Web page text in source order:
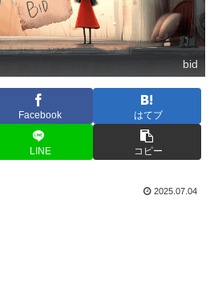
bid
Facebook はてブ
LINE コピー
2025.07.04